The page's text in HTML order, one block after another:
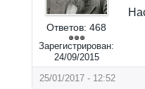
Ответов: 468
Зарегистрирован:
24/09/2015
25/01/2017 - 12:52